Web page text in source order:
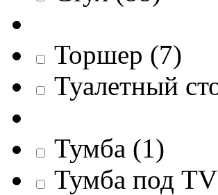
Торшер (7)
Туалетный
Тумба (1)
Тумба под TV